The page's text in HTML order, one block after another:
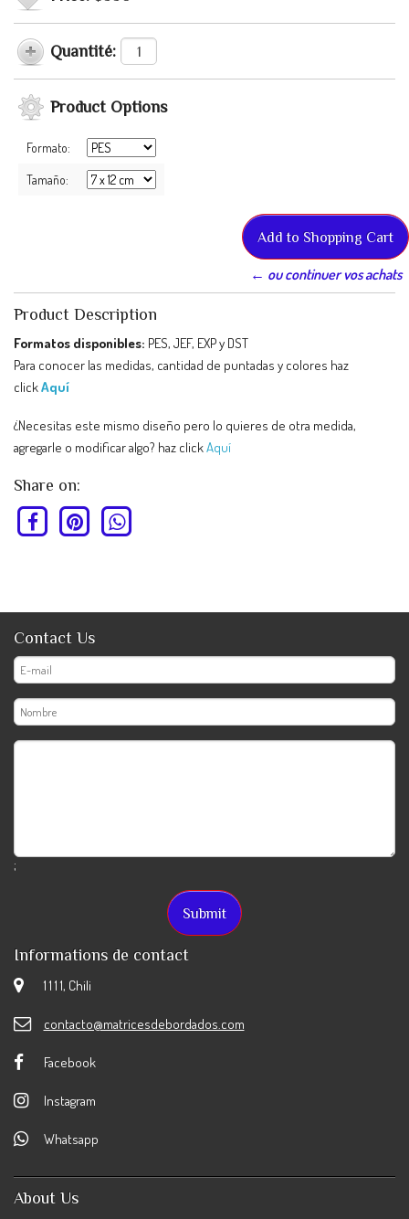
Quantité:
Product Options
Formato:
Tamaño:
← ou continuer vos achats
Product Description
Formatos disponibles: PES, JEF, EXP y DST
Para conocer las medidas, cantidad de puntadas y colores haz
clickAquí
¿Necesitas este mismo diseño pero lo quieres de otra medida,
agregarle o modificar algo? haz clickAquí
Share on:
Contact Us
;
Informations de contact
1 1 1 1, Chili
contacto@matricesdebordados.com
Facebook
Instagram
Whatsapp
About Us